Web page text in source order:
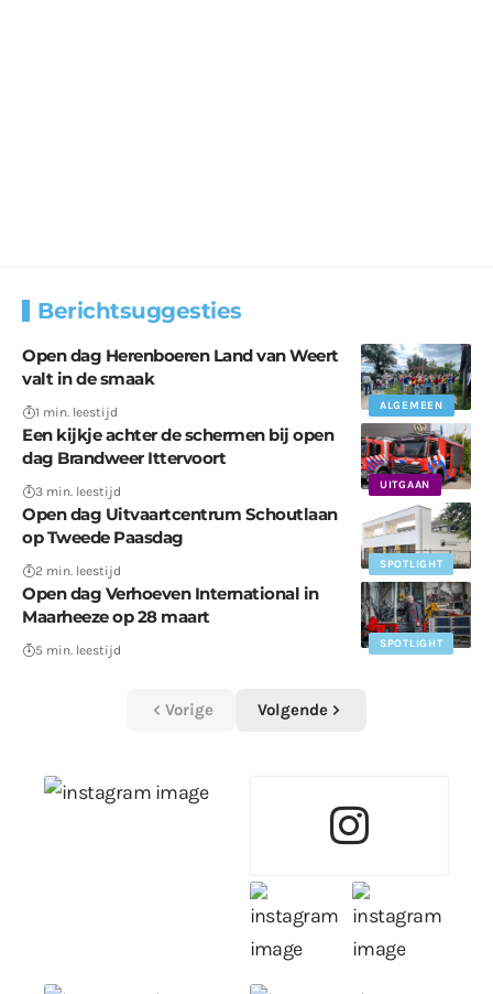
Berichtsuggesties
ALGEMEEN
Open dag Herenboeren Land van Weert
valt in de smaak
1 min. leestijd
UITGAAN
Een kijkje achter de schermen bij open
dag Brandweer Ittervoort
3 min. leestijd
SPOTLIGHT
Open dag Uitvaartcentrum Schoutlaan
op Tweede Paasdag
2 min. leestijd
SPOTLIGHT
Open dag Verhoeven International in
Maarheeze op 28 maart
5 min. leestijd
Vorige Volgende